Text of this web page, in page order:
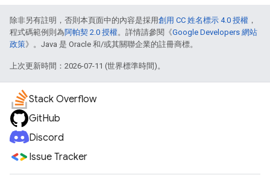
除非另有註明，否則本頁面中的內容是採用創用 CC 姓名標示 4.0 授權 ，
程式碼範例則為阿帕契 2.0 授權。詳情請參閱《Google Developers 網站
政策》。Java 是 Oracle 和/或其關聯企業的註冊商標。
上次更新時間：2026-07-11 (世界標準時間)。
Stack Overflow
GitHub
Discord
Issue Tracker